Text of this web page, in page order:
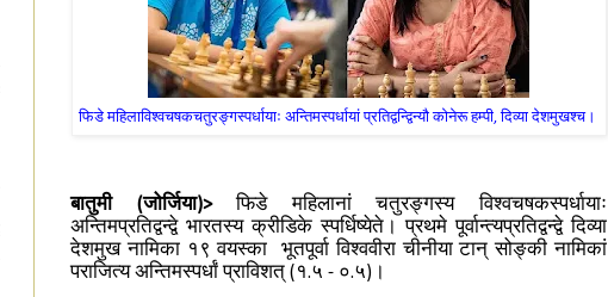
फिडे महिलाविश्वचषकचतुरङ्गस्पर्धायाः अन्तिमस्पर्धायां प्रतिद्वन्द्विन्यौ कोनेरू हम्पी, दिव्या देशमुखश्च।
बातुमी (जोर्जिया)>फिडे महिलानां चतुरङ्गस्य विश्वचषकस्पर्धायाः
अन्तिमप्रतिद्वन्द्वे भारतस्य क्रीडिके स्पर्धिष्येते। प्रथमे पूर्वान्त्यप्रतिद्वन्द्वे दिव्या
देशमुख नामिका १९ वयस्का भूतपूर्वा विश्ववीरा चीनीया टान् सोङ्की नामिकां
पराजित्य अन्तिमस्पर्धां प्राविशत् (१.५ - ०.५)।